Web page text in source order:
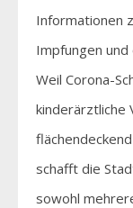
Informationen
Impfungen
Weil Corona-
kinderärztliche
schafft die
sowohl